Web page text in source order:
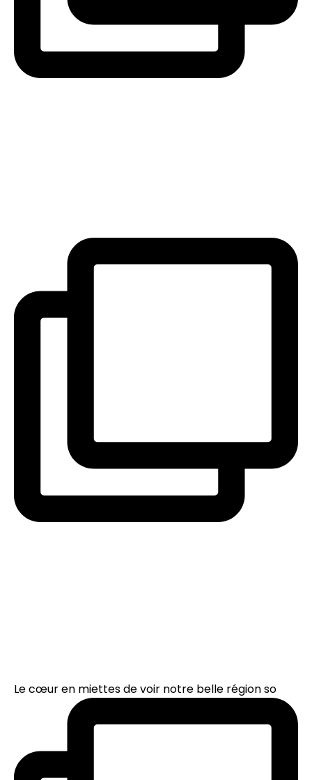
Le cœur en miettes de voir notre belle région so